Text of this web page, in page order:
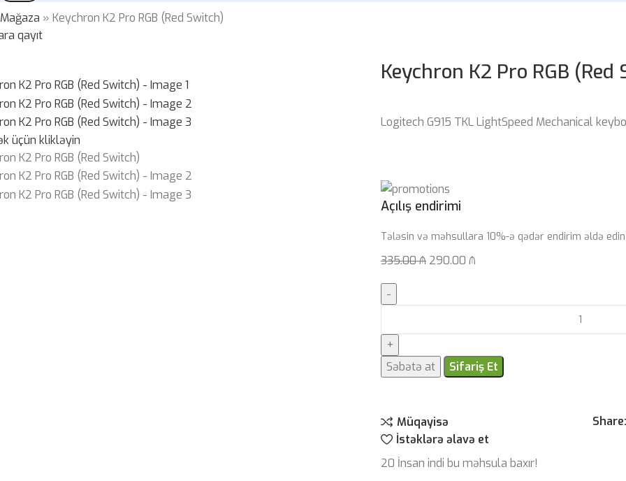
Mağaza »Keychron K2 Pro RGB (Red Switch)
qayıt
üçün klikləyin
Keychron K2 Pro RGB (Red
Logitech G915 TKL LightSpeed Mechanical
Açılış endirimi
Tələsin və məhsullara 10%-ə qədər endirim əldə edin
335.00₼ 290.00₼
Səbətə at Sifariş Et
Müqayisə
İstəklərə əlavə et
20 İnsan indi bu məhsula baxır!